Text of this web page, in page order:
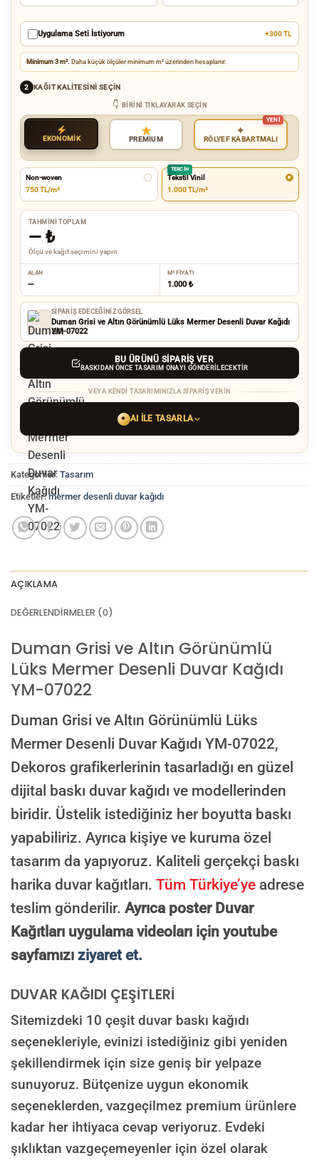
Uygulama Seti İstiyorum +300 TL
Minimum 3 m². Daha küçük ölçüler minimum m² üzerinden hesaplanır.
2 KAĞIT KALITESINI SEÇIN
BIRINI TIKLAYARAK SEÇIN
EKONOMİK PREMIUM
✦
RÖLYEF KABARTMALI
Non-woven
750 TL/m²
TERCIH
Tekstil Vinil
1.000 TL/m²
TAHMINI TOPLAM
— ₺
Ölçü ve kağıt seçimini yapın
ALAN
—
M² FIYATI
1.000 ₺
SIPARIŞ EDECEĞINIZ GÖRSEL
Duman Grisi ve Altın Görünümlü Lüks Mermer Desenli Duvar Kağıdı
YM-07022
BU ÜRÜNÜ SIPARIŞ VER
BASKIDAN ÖNCE TASARIM ONAYI GÖNDERILECEKTIR
VEYA KENDI TASARIMINIZLA SIPARIŞ VERIN
✦ AI ILE TASARLA
ChatGPT
Tercih ettiğiniz AI aracı ile
baskı kalitesine yükseltip
üretim yaparız.
GÖRSEL LINKI
E-posta ile de gönderebilirsiniz:
info@dekoros.com
Görseliniz baskıya alınmadan önce ölçüye göre düzenlenmiş son hali
onayınıza gönderilir. Onayınızdan sonra üretim yapılır.
AI TASARIMIYLA SIPARIŞ VER
ONAYINIZDAN SONRA BASKIYA GEÇILECEK
Kategoriler: Tasarım
Etiketler:mermer desenli duvar kağıdı
AÇIKLAMA
DEĞERLENDIRMELER (0)
Duman Grisi ve Altın Görünümlü
Lüks Mermer Desenli Duvar Kağıdı
YM-07022
Duman Grisi ve Altın Görünümlü Lüks
Mermer Desenli Duvar Kağıdı YM-07022,
Dekoros grafikerlerinin tasarladığı en güzel
dijital baskı duvar kağıdı ve modellerinden
biridir. Üstelik istediğiniz her boyutta baskı
yapabiliriz. Ayrıca kişiye ve kuruma özel
tasarım da yapıyoruz. Kaliteli gerçekçi baskı
harika duvar kağıtları. Tüm Türkiye’ye adrese
teslim gönderilir. Ayrıca poster Duvar
Kağıtları uygulama videoları için youtube
sayfamızı ziyaret et.
DUVAR KAĞIDI ÇEŞİTLERİ
Sitemizdeki 10 çeşit duvar baskı kağıdı
seçenekleriyle, evinizi istediğiniz gibi yeniden
şekillendirmek için size geniş bir yelpaze
sunuyoruz. Bütçenize uygun ekonomik
seçeneklerden, vazgeçilmez premium ürünlere
kadar her ihtiyaca cevap veriyoruz. Evdeki
şıklıktan vazgeçemeyenler için özel olarak